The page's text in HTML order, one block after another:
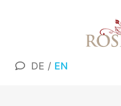
DE / EN